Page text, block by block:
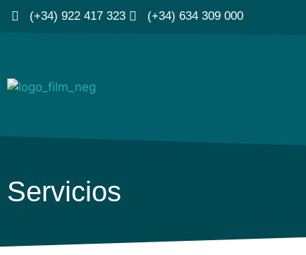
(+34) 922 417 323 (+34) 634 309 000
Servicios